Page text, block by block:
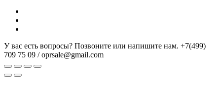
У вас есть вопросы? Позвоните или напишите нам. +7(499)
709 75 09 / oprsale@gmail.com